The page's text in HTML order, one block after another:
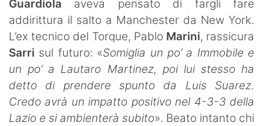
Guardiola aveva pensato di fargli fare
addirittura il salto a Manchester da New York.
L’ex tecnico del Torque, Pablo Marini, rassicura
Sarri sul futuro: «Somiglia un po’ a Immobile e
un po’ a Lautaro Martinez, poi lui stesso ha
detto di prendere spunto da Luis Suarez.
Credo avrà un impatto positivo nel 4-3-3 della
Lazio e si ambienterà subito». Beato intanto chi